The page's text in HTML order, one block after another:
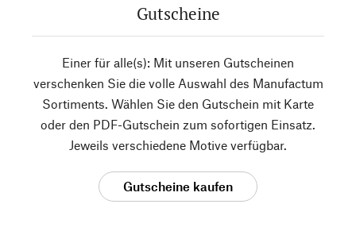
Gutscheine
Einer für alle(s): Mit unseren Gutscheinen
verschenken Sie die volle Auswahl des Manufactum
Sortiments. Wählen Sie den Gutschein mit Karte
oder den PDF-Gutschein zum sofortigen Einsatz.
Jeweils verschiedene Motive verfügbar.
Gutscheine kaufen